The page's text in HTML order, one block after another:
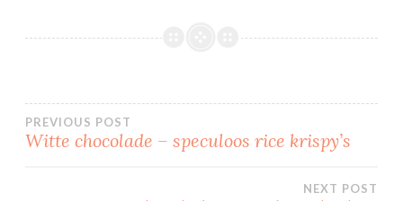
Bericht
PREVIOUS POST
Witte chocolade – speculoos rice krispy’s
NEXT POST